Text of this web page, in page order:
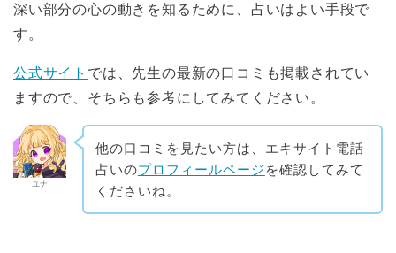
深い部分の心の動きを知るために、占いはよい手段で
す。
公式サイト では、先生の最新の口コミも掲載されてい
ますので、そちらも参考にしてみてください。
ユナ
他の口コミを見たい方は、エキサイト電話
占いのプロフィールページ を確認してみて
くださいね。